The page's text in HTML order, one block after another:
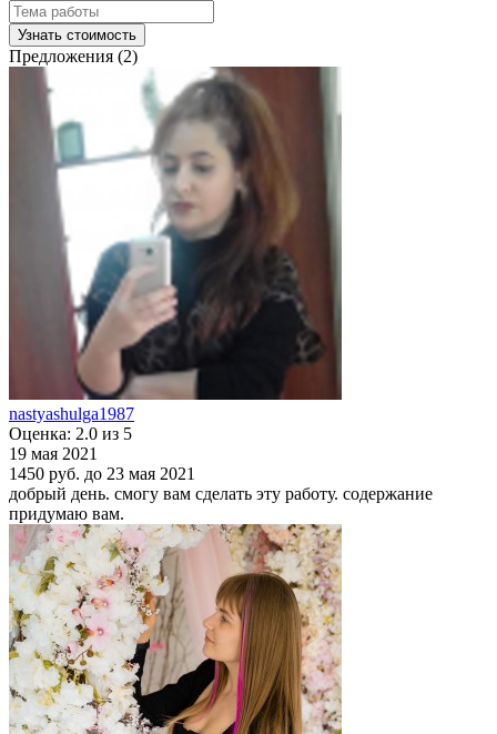
Узнать стоимость
Предложения (2)
nastyashulga1987
Оценка: 2.0 из 5
19 мая 2021
1450 руб. до 23 мая 2021
добрый день. смогу вам сделать эту работу. содержание
придумаю вам.